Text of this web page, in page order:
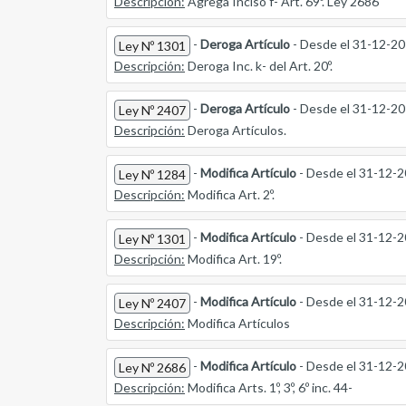
Ley Nº 1301 - Deroga Artículo - Desde el 31-12-
Descripción: Deroga Inc. k- del Art. 20º.
Ley Nº 2407 - Deroga Artículo - Desde el 31-12-
Descripción: Deroga Artículos.
Ley Nº 1284 - Modifica Artículo - Desde el 31-12-
Descripción: Modifica Art. 2º.
Ley Nº 1301 - Modifica Artículo - Desde el 31-12-
Descripción: Modifica Art. 19º.
Ley Nº 2407 - Modifica Artículo - Desde el 31-12-
Descripción: Modifica Artículos
Ley Nº 2686 - Modifica Artículo - Desde el 31-12-
Descripción: Modifica Arts. 1º, 3º, 6º inc. 44-